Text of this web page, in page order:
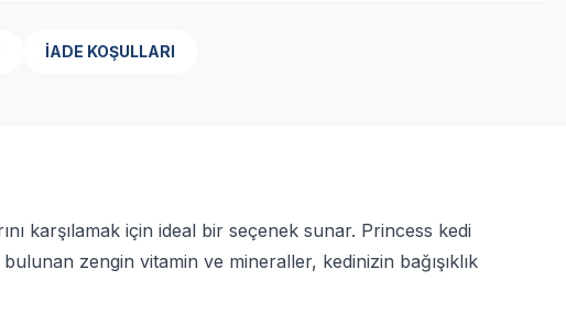
İADE KOŞULLARI
karşılamak için ideal bir seçenek sunar. Princess kedi
zengin vitamin ve mineraller, kedinizin bağışıklık